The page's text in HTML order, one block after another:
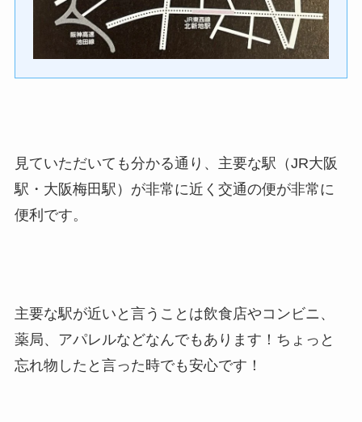
見ていただいても分かる通り、主要な駅（JR大阪
駅・大阪梅田駅）が非常に近く交通の便が非常に
便利です。
主要な駅が近いと言うことは飲食店やコンビニ、
薬局、アパレルなどなんでもあります！ちょっと
忘れ物したと言った時でも安心です！